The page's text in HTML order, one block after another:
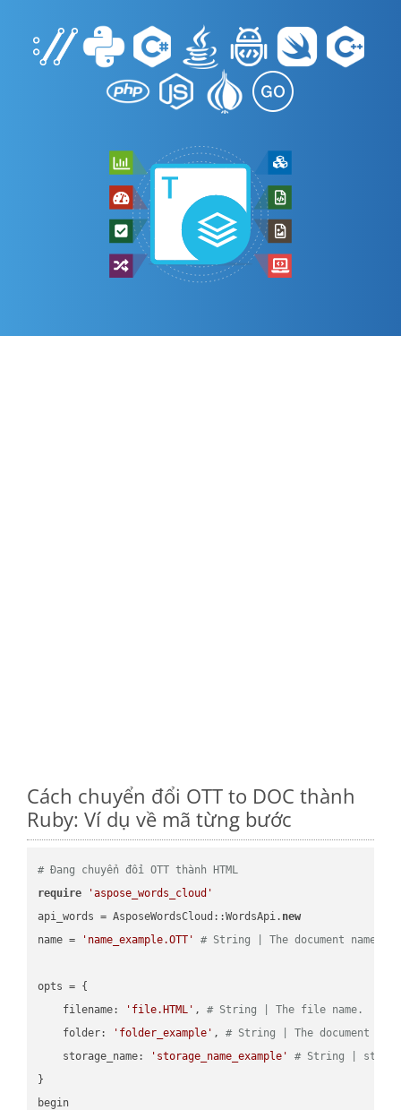
Cách chuyển đổi OTT to DOC thành
Ruby: Ví dụ về mã từng bước
# Đang chuyển đổi OTT thành HTML
require
'aspose_words_cloud'
api_words = AsposeWordsCloud::WordsApi. new
name =
'name_example.OTT' # String | The document name.
opts = {
    filename:
'file.HTML' , # String | The file name.
    folder:
'folder_example' , # String | The document
    storage_name:
'storage_name_example'
# String |
}
begin